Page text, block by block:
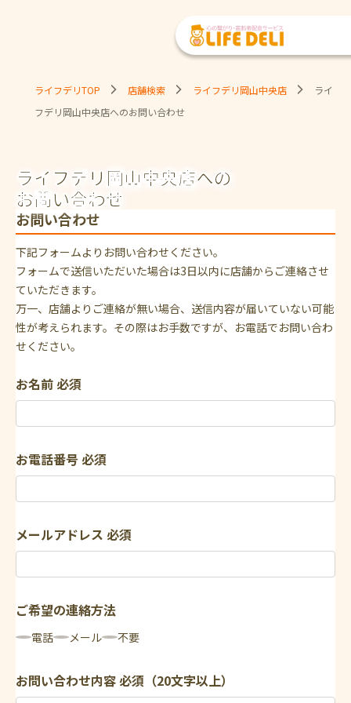
ライフデリTOP 店舗検索 ライフデリ岡山中央店
ライ
フデリ岡山中央店へのお問い合わせ
ライフデリ岡山中央店への
お問い合わせ
お問い合わせ
下記フォームよりお問い合わせください。
フォームで送信いただいた場合は3日以内に店舗からご連絡させ
ていただきます。
万一、店舗よりご連絡が無い場合、送信内容が届いていない可能
性が考えられます。その際はお手数ですが、お電話でお問い合わ
せください。
お名前必須
お電話番号必須
メールアドレス 必須
ご希望の連絡方法
電話 メール 不要
お問い合わせ内容必須（20文字以上）